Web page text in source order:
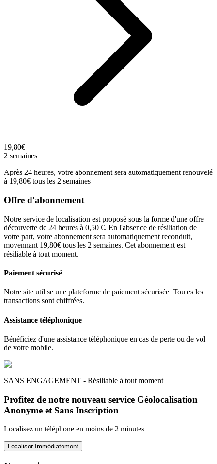
19,80€
2 semaines
Après 24 heures, votre abonnement sera automatiquement renouvelé
à 19,80€ tous les 2 semaines
Offre d'abonnement
Notre service de localisation est proposé sous la forme d'une offre
découverte de 24 heures à 0,50 €. En l'absence de résiliation de
votre part, votre abonnement sera automatiquement reconduit,
moyennant 19,80€ tous les 2 semaines. Cet abonnement est
résiliable à tout moment.
Paiement sécurisé
Notre site utilise une plateforme de paiement sécurisée. Toutes les
transactions sont chiffrées.
Assistance téléphonique
Bénéficiez d'une assistance téléphonique en cas de perte ou de vol
de votre mobile.
SANS ENGAGEMENT - Résiliable à tout moment
Profitez de notre nouveau service Géolocalisation
Anonyme et Sans Inscription
Localisez un téléphone en moins de 2 minutes
Localiser Immédiatement